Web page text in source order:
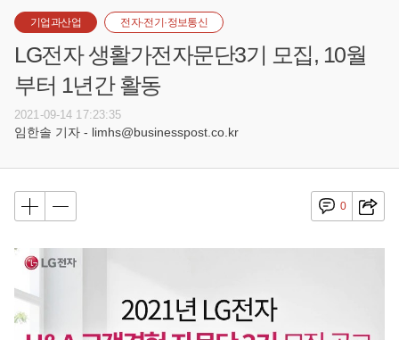
기업과산업 전자·전기·정보통신
LG전자 생활가전자문단3기 모집, 10월
부터 1년간 활동
2021-09-14 17:23:35
임한솔 기자 - limhs@businesspost.co.kr
0